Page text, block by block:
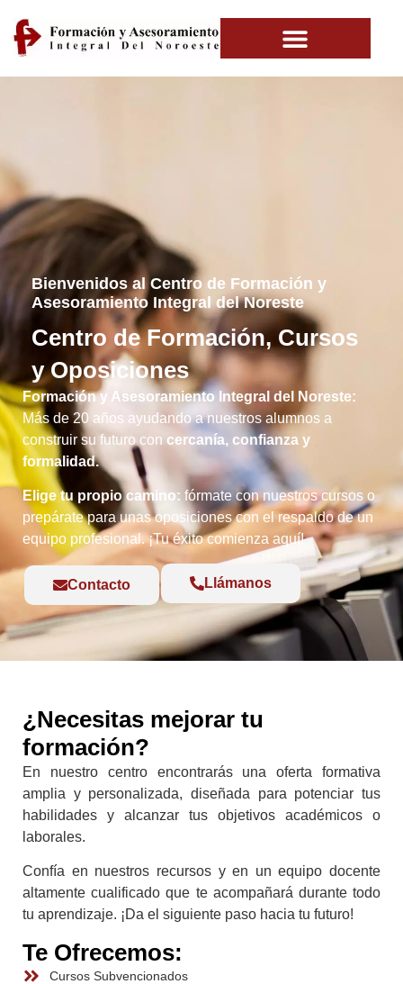
Bienvenidos al Centro de Formación y
Asesoramiento Integral del Noreste
Centro de Formación, Cursos
y Oposiciones
Formación y Asesoramiento Integral del Noreste:
Más de 20 años ayudando a nuestros alumnos a
construir su futuro con cercanía, confianza y
formalidad.
Elige tu propio camino: fórmate con nuestros cursos o
prepárate para unas oposiciones con el respaldo de un
equipo profesional. ¡Tu éxito comienza aquí!
Contacto Llámanos
¿Necesitas mejorar tu
formación?
En nuestro centro encontrarás una oferta formativa
amplia y personalizada, diseñada para potenciar tus
habilidades y alcanzar tus objetivos académicos o
laborales.
Confía en nuestros recursos y en un equipo docente
altamente cualificado que te acompañará durante todo
tu aprendizaje. ¡Da el siguiente paso hacia tu futuro!
Te Ofrecemos:
Cursos Subvencionados